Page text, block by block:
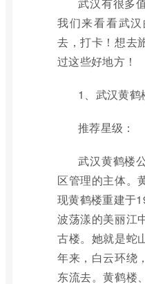
我们来看看武
去，打卡！想去
过这些好地方！
1、武汉黄鹤
推荐星级：
武汉黄鹤楼
区管理的主体。
现黄鹤楼重建于
波荡漾的美丽江
古楼。她就是蛇
年来，白云环绕
东流去。黄鹤楼